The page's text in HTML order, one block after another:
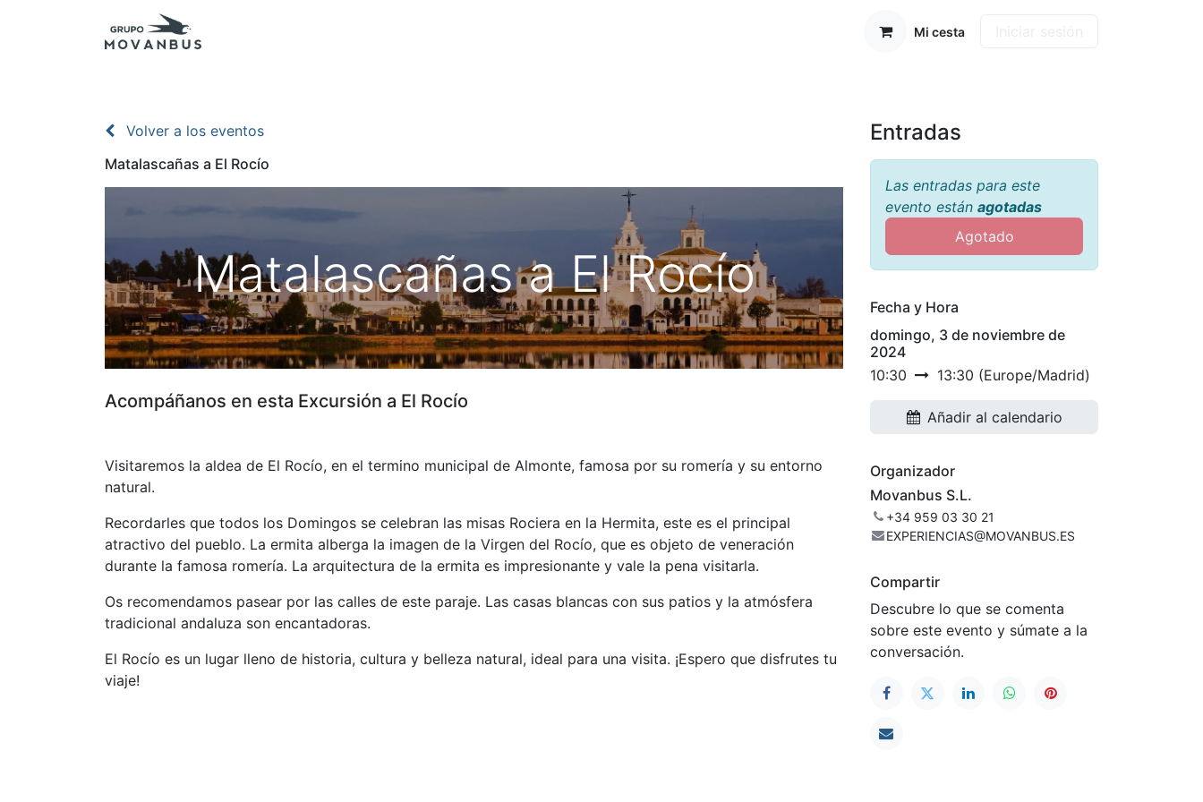
Mi cesta
Volver a los eventos
Matalascañas a El Rocío
Matalascañas a El Rocío
Acompáñanos en esta Excursión a El Rocío
Visitaremos la aldea de El Rocío, en el termino municipal de Almonte, famosa por su romería y su entorno
natural.
Recordarles que todos los Domingos se celebran las misas Rociera en la Hermita, este es el principal
atractivo del pueblo. La ermita alberga la imagen de la Virgen del Rocío, que es objeto de veneración
durante la famosa romería. La arquitectura de la ermita es impresionante y vale la pena visitarla.
Os recomendamos pasear por las calles de este paraje. Las casas blancas con sus patios y la atmósfera
tradicional andaluza son encantadoras.
El Rocío es un lugar lleno de historia, cultura y belleza natural, ideal para una visita. ¡Espero que disfrutes tu
viaje!
Entradas
Las entradas para este
evento están agotadas
Agotado
Fecha y Hora
domingo, 3 de noviembre de
2024
10:30
13:30 (Europe/Madrid)
Añadir al calendario
Organizador
Movanbus S.L.
+34 959 03 30 21
EXPERIENCIAS@MOVANBUS.ES
Compartir
Descubre lo que se comenta
sobre este evento y súmate a la
conversación.